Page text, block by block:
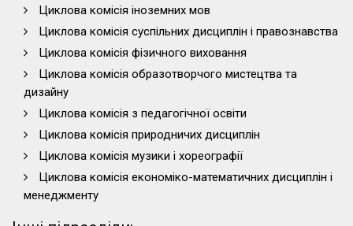
Циклова комісія іноземних мов
Циклова комісія суспільних дисциплін і правознавства
Циклова комісія фізичного виховання
Циклова комісія образотворчого мистецтва та
дизайну
Циклова комісія з педагогічної освіти
Циклова комісія природничих дисциплін
Циклова комісія музики і хореографії
Циклова комісія економіко-математичних дисциплін і
менеджменту